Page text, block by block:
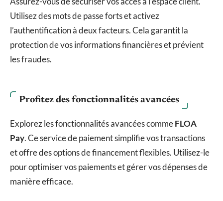
Utilisez des mots de passe forts et activez
l’authentification à deux facteurs. Cela garantit la
protection de vos informations financières et prévient
les fraudes.
Profitez des fonctionnalités avancées
Explorez les fonctionnalités avancées commeFLOA
Pay. Ce service de paiement simplifie vos transactions
et offre des options de financement flexibles. Utilisez-le
pour optimiser vos paiements et gérer vos dépenses de
manière efficace.